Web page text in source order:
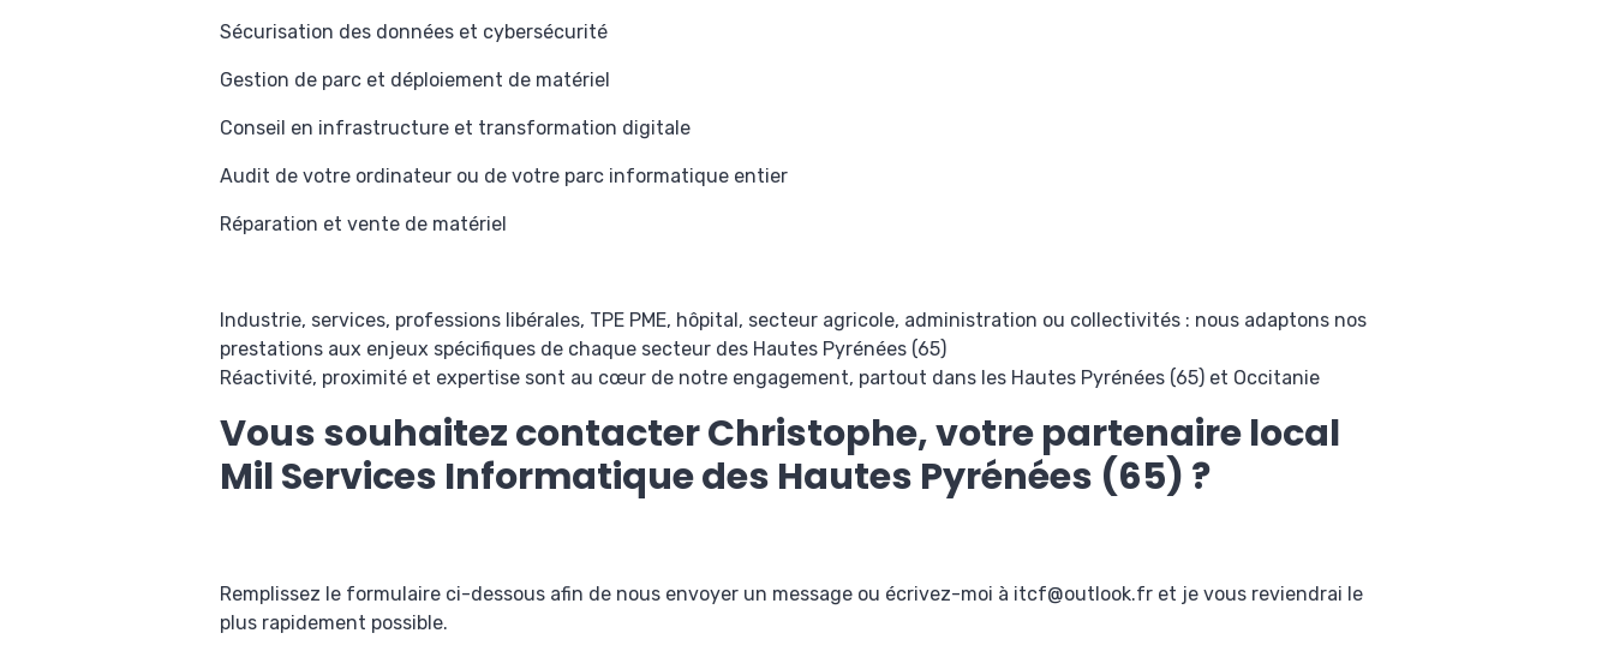
Sécurisation des données et cybersécurité
Gestion de parc et déploiement de matériel
Conseil en infrastructure et transformation digitale
Audit de votre ordinateur ou de votre parc informatique entier
Réparation et vente de matériel
Industrie, services, professions libérales, TPE PME, hôpital, secteur agricole, administration ou collectivités : nous adaptons nos
prestations aux enjeux spécifiques de chaque secteur des Hautes Pyrénées (65)
Réactivité, proximité et expertise sont au cœur de notre engagement, partout dans les Hautes Pyrénées (65) et Occitanie
Vous souhaitez contacter Christophe, votre partenaire local
Mil Services Informatique des Hautes Pyrénées (65) ?
Remplissez le formulaire ci-dessous afin de nous envoyer un message ou écrivez-moi à itcf@outlook.fr et je vous reviendrai le
plus rapidement possible.